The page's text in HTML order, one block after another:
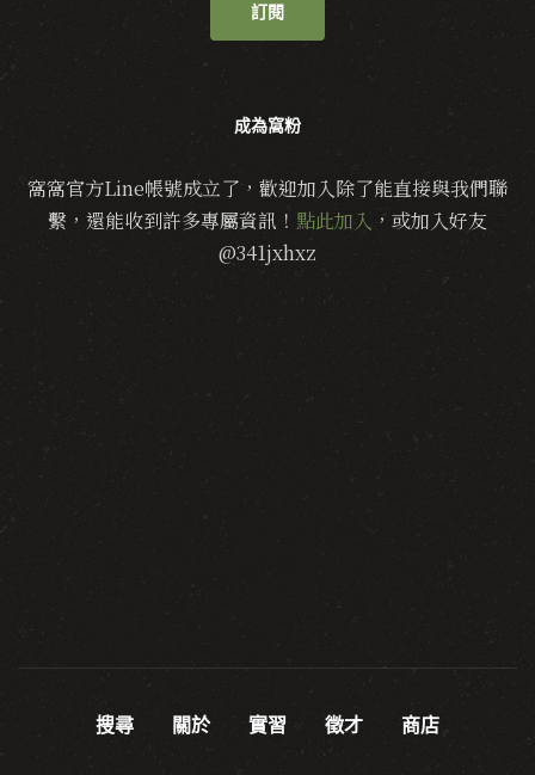
訂閱
成為窩粉
窩窩官方Line帳號成立了，歡迎加入除了能直接與我們聯
繫，還能收到許多專屬資訊！ 點此加入 ，或加入好友
@341jxhxz
搜尋 關於 實習 徵才 商店